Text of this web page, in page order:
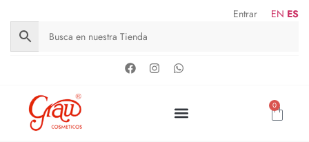
Entrar EN ES
0